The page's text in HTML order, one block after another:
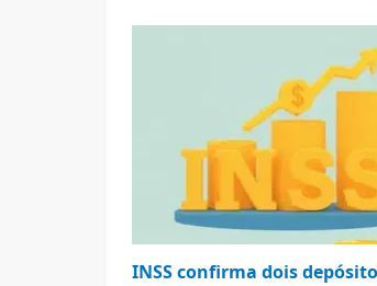
INSS confirma dois